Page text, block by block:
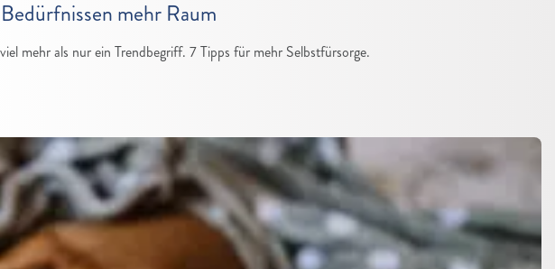
mehr Raum
mehr als nur ein Trendbegriff. 7 Tipps für mehr Selbstfürsorge.